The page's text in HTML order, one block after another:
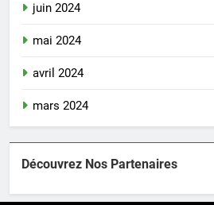
juin 2024
mai 2024
avril 2024
mars 2024
Découvrez Nos Partenaires